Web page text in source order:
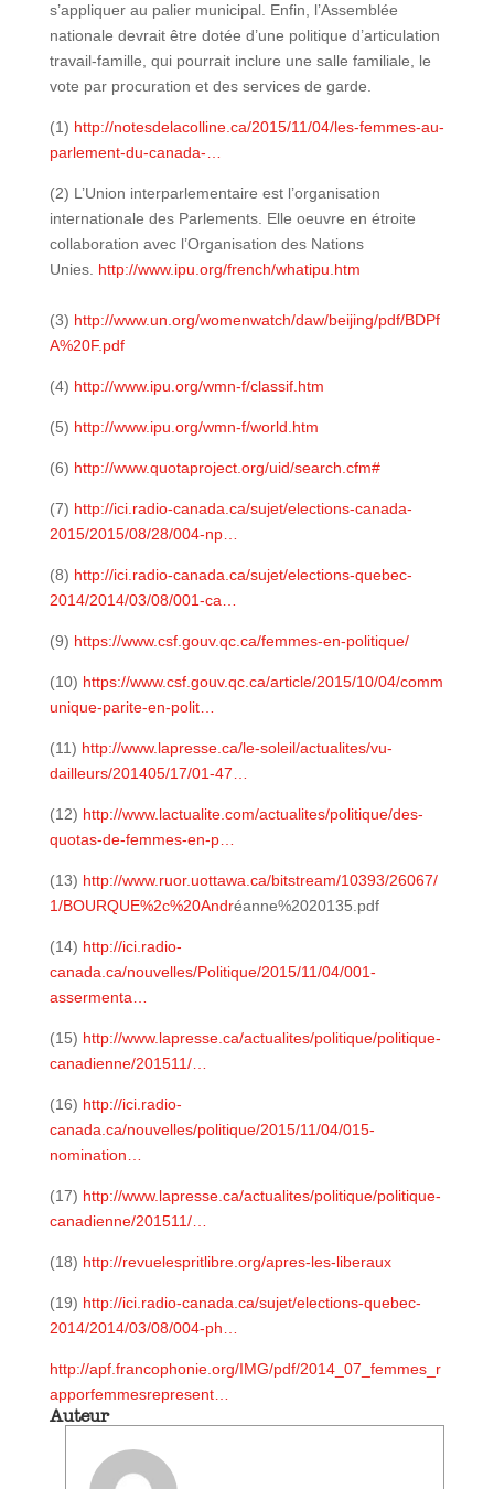
s’appliquer au palier municipal. Enfin, l’Assemblée
nationale devrait être dotée d’une politique d’articulation
travail-famille, qui pourrait inclure une salle familiale, le
vote par procuration et des services de garde.
(1) http://notesdelacolline.ca/2015/11/04/les-femmes-au-
parlement-du-canada-…
(2) L’Union interparlementaire est l’organisation
internationale des Parlements. Elle oeuvre en étroite
collaboration avec l’Organisation des Nations
Unies. http://www.ipu.org/french/whatipu.htm
(3) http://www.un.org/womenwatch/daw/beijing/pdf/BDPf
A%20F.pdf
(4) http://www.ipu.org/wmn-f/classif.htm
(5) http://www.ipu.org/wmn-f/world.htm
(6) http://www.quotaproject.org/uid/search.cfm#
(7) http://ici.radio-canada.ca/sujet/elections-canada-
2015/2015/08/28/004-np…
(8) http://ici.radio-canada.ca/sujet/elections-quebec-
2014/2014/03/08/001-ca…
(9) https://www.csf.gouv.qc.ca/femmes-en-politique/
(10) https://www.csf.gouv.qc.ca/article/2015/10/04/comm
unique-parite-en-polit…
(11) http://www.lapresse.ca/le-soleil/actualites/vu-
dailleurs/201405/17/01-47…
(12) http://www.lactualite.com/actualites/politique/des-
quotas-de-femmes-en-p…
(13) http://www.ruor.uottawa.ca/bitstream/10393/26067/
1/BOURQUE%2c%20Andréanne%2020135.pdf
(14) http://ici.radio-
canada.ca/nouvelles/Politique/2015/11/04/001-
assermenta…
(15) http://www.lapresse.ca/actualites/politique/politique-
canadienne/201511/…
(16) http://ici.radio-
canada.ca/nouvelles/politique/2015/11/04/015-
nomination…
(17) http://www.lapresse.ca/actualites/politique/politique-
canadienne/201511/…
(18) http://revuelespritlibre.org/apres-les-liberaux
(19) http://ici.radio-canada.ca/sujet/elections-quebec-
2014/2014/03/08/004-ph…
http://apf.francophonie.org/IMG/pdf/2014_07_femmes_r
apporfemmesrepresent…
Auteur